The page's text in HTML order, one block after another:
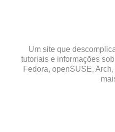
Um site que
tutoriais e informações
Fedora, openSUSE,